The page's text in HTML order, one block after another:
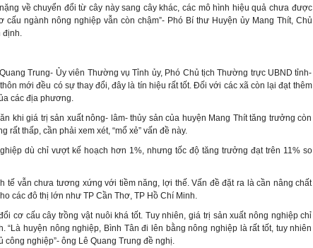
về chuyển đổi từ cây này sang cây khác, các mô hình hiệu quả chưa được
cấu ngành nông nghiệp vẫn còn chậm”- Phó Bí thư Huyện ủy Mang Thít, Chủ
định.
Trung- Ủy viên Thường vụ Tỉnh ủy, Phó Chủ tịch Thường trực UBND tỉnh-
mới đều có sự thay đổi, đây là tín hiệu rất tốt. Đối với các xã còn lại đạt thêm
các địa phương.
khi giá trị sản xuất nông- lâm- thủy sản của huyện Mang Thít tăng trưởng còn
rất thấp, cần phải xem xét, “mổ xẻ” vấn đề này.
dù chỉ vượt kế hoạch hơn 1%, nhưng tốc độ tăng trưởng đạt trên 11% so
tế vẫn chưa tương xứng với tiềm năng, lợi thế. Vấn đề đặt ra là cần nâng chất
các đô thị lớn như TP Cần Thơ, TP Hồ Chí Minh.
cơ cấu cây trồng vật nuôi khá tốt. Tuy nhiên, giá trị sản xuất nông nghiệp chỉ
“Là huyện nông nghiệp, Bình Tân đi lên bằng nông nghiệp là rất tốt, tuy nhiên
công nghiệp”- ông Lê Quang Trung đề nghị.